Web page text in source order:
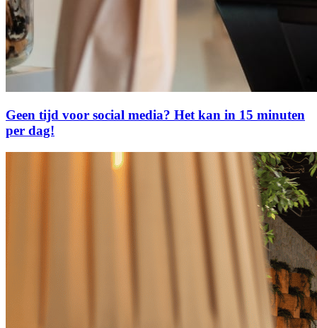
Geen tijd voor social media? Het kan in 15 minuten
per dag!